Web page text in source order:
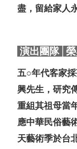
盡，留給家人
演出團隊│
五○年代客家
興先生，研究
重組其祖母當
應中華民俗藝
天藝術季於台